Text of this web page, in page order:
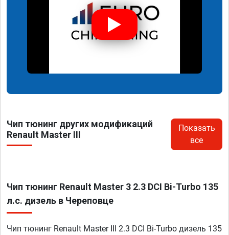
Чип тюнинг других модификаций
Renault Master III
Показать
все
Чип тюнинг Renault Master 3 2.3 DCI Bi-Turbo 135
л.с. дизель в Череповце
Чип тюнинг Renault Master III 2.3 DCI Bi-Turbo дизель 135